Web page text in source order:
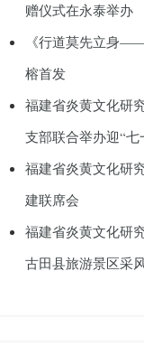
赠仪式在永泰举办
《行道莫先立身
榕首发
福建省炎黄文化研
支部联合举办迎“七
福建省炎黄文化研
建联席会
福建省炎黄文化研
古田县旅游景区采